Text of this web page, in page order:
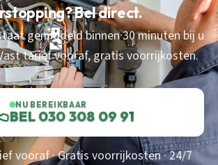
Bel direct.
gemiddeld binnen 30 minuten bij u
tarief vooraf, gratis voorrijkosten.
NU BEREIKBAAR
BEL 030 308 09 91
vooraf · Gratis voorrijkosten · 24/7